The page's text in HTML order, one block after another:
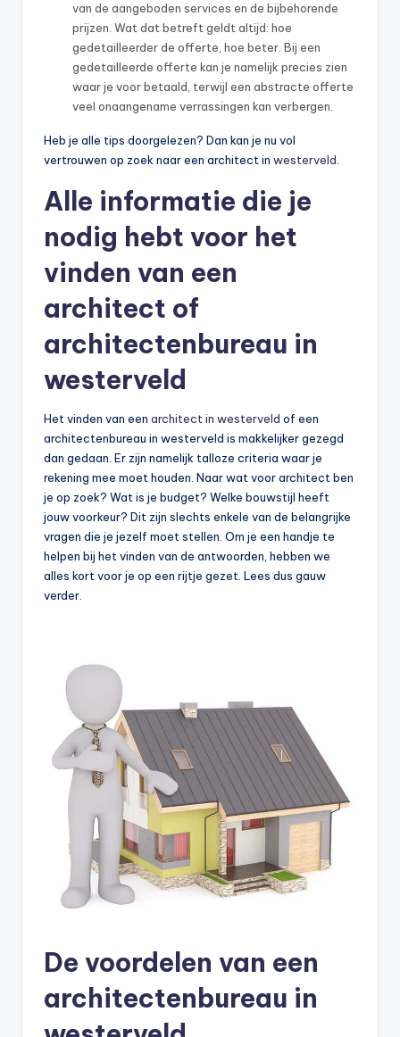
van de aangeboden services en de bijbehorende
prijzen. Wat dat betreft geldt altijd: hoe
gedetailleerder de offerte, hoe beter. Bij een
gedetailleerde offerte kan je namelijk precies zien
waar je voor betaald, terwijl een abstracte offerte
veel onaangename verrassingen kan verbergen.
Heb je alle tips doorgelezen? Dan kan je nu vol
vertrouwen op zoek naar een architect in westerveld.
Alle informatie die je
nodig hebt voor het
vinden van een
architect of
architectenbureau in
westerveld
Het vinden van een architect in westerveld of een
architectenbureau in westerveld is makkelijker gezegd
dan gedaan. Er zijn namelijk talloze criteria waar je
rekening mee moet houden. Naar wat voor architect ben
je op zoek? Wat is je budget? Welke bouwstijl heeft
jouw voorkeur? Dit zijn slechts enkele van de belangrijke
vragen die je jezelf moet stellen. Om je een handje te
helpen bij het vinden van de antwoorden, hebben we
alles kort voor je op een rijtje gezet. Lees dus gauw
verder.
De voordelen van een
architectenbureau in